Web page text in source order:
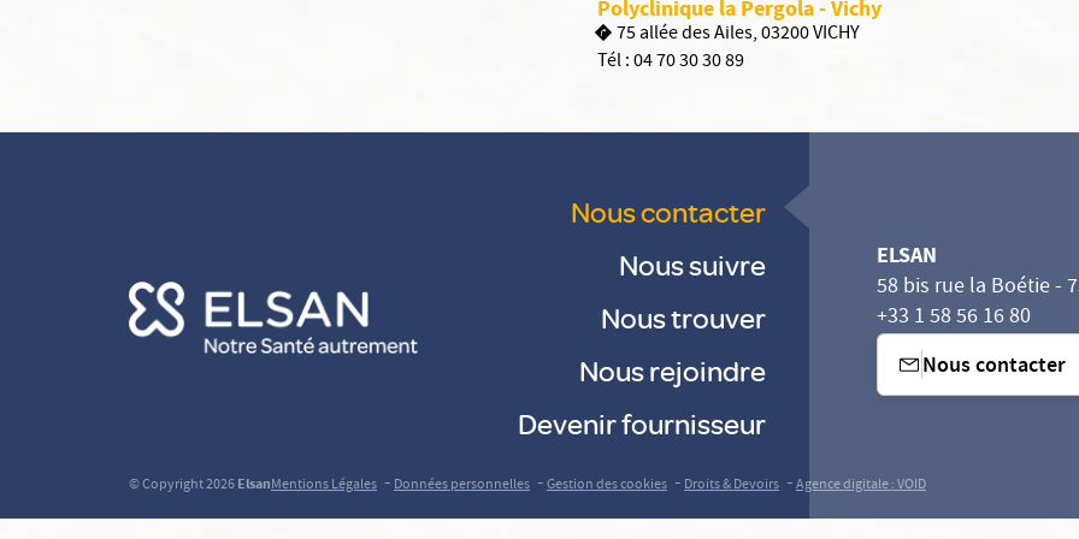
Polyclinique la Pergola - Vichy
75 allée des Ailes, 03200 VICHY
Tél :04 70 30 30 89
Nous contacter
Nous suivre
Nous trouver
Nous rejoindre
Devenir fournisseur
ELSAN
58 bis rue la Boétie -
+33 1 58 56 16 80
Nous contacter
© Copyright 2026ElsanMentions Légales -Données personnelles -Gestion des cookies -Droits & Devoirs -Agence digitale : VOID